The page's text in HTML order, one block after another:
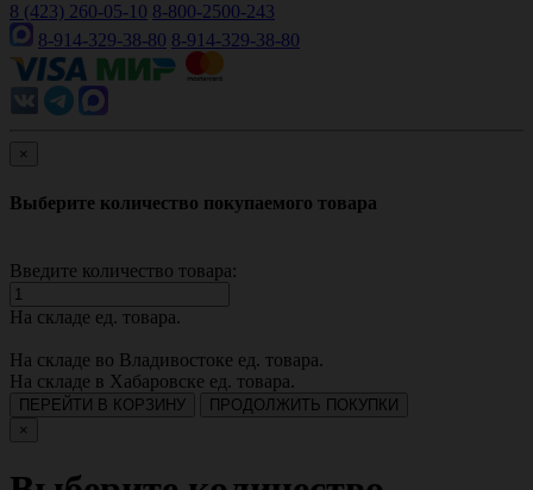
8 (423) 260-05-10 8-800-2500-243
8-914-329-38-80 8-914-329-38-80
×
Выберите количество покупаемого товара
Введите количество товара:
На складе ед. товара.
На складе во Владивостоке ед. товара.
На складе в Хабаровске ед. товара.
ПЕРЕЙТИ В КОРЗИНУ
ПРОДОЛЖИТЬ ПОКУПКИ
×